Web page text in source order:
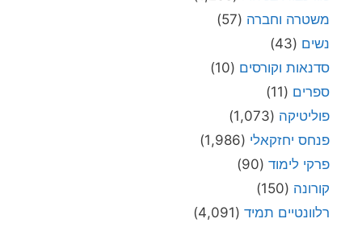
משטרה וחברה (57)
נשים (43)
סדנאות וקורסים (10)
ספרים (11)
פוליטיקה (1,073)
פנחס יחזקאלי (1,986)
פרקי לימוד (90)
קורונה (150)
רלוונטיים תמיד (4,091)